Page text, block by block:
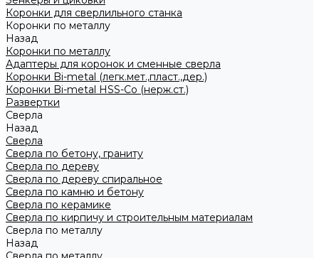
Коронки для сверлильного станка
Коронки по металлу
Назад
Коронки по металлу
Адаптеры для коронок и сменные сверла
Коронки Bi-metal (легк.мет.,пласт.,дер.)
Коронки Bi-metal HSS-Co (нерж.ст.)
Развертки
Сверла
Назад
Сверла
Сверла по бетону, граниту
Сверла по дереву
Сверла по дереву спиральное
Сверла по камню и бетону
Сверла по керамике
Сверла по кирпичу и строительным материалам
Сверла по металлу
Назад